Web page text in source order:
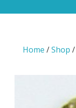
Home /Shop /